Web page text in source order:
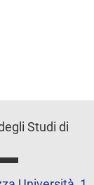
Studi di